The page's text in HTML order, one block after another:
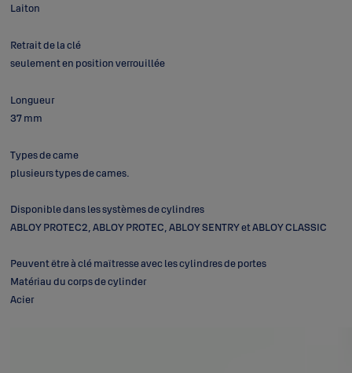
Laiton
Retrait de la clé
seulement en position verrouillée
Longueur
37 mm
Types de came
plusieurs types de cames.
Disponible dans les systèmes de cylindres
ABLOY PROTEC2, ABLOY PROTEC, ABLOY SENTRY et ABLOY CLASSIC
Peuvent être à clé maîtresse avec les cylindres de portes
Matériau du corps de cylinder
Acier